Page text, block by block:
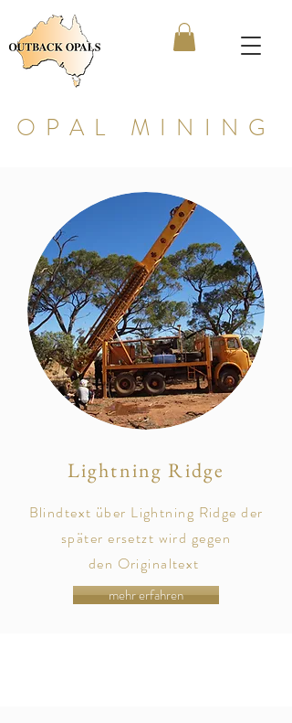
OPAL MINING
Lightning Ridge
Blindtext über Lightning Ridge der
späterersetzt wird gegen
den Originaltext
mehr erfahren